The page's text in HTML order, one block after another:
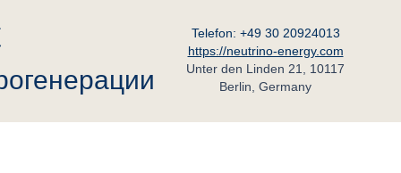
Telefon: +49 30 20924013
https://neutrino-energy.com
Unter den Linden 21, 10117
Berlin, Germany